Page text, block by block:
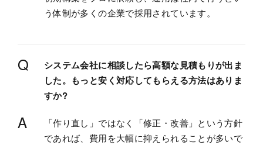
う体制が多くの企業で採用されています。
Q
システム会社に相談したら高額な見積もりが出ま
した。もっと安く対応してもらえる方法はありま
すか?
A
「作り直し」ではなく「修正・改善」という方針
であれば、費用を大幅に抑えられることが多いで